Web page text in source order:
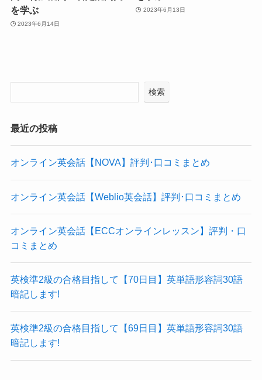
を学ぶ
2023年6月14日
2023年6月13日
検索
最近の投稿
オンライン英会話【NOVA】評判･口コミまとめ
オンライン英会話【Weblio英会話】評判･口コミまとめ
オンライン英会話【ECCオンラインレッスン】評判・口
コミまとめ
英検準2級の合格目指して【70日目】英単語形容詞30語
暗記します!
英検準2級の合格目指して【69日目】英単語形容詞30語
暗記します!